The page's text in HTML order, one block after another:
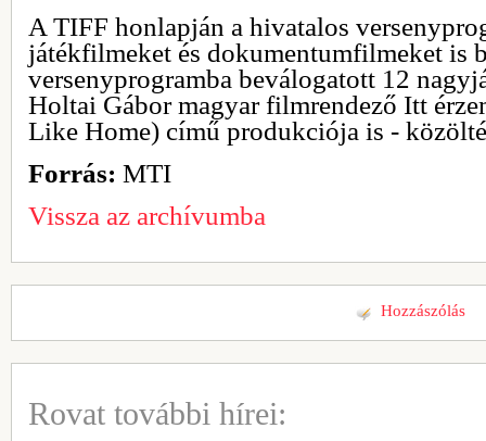
A TIFF honlapján a hivatalos
játékfilmeket és dokumentumfilmeket is
versenyprogramba beválogatott 12
Holtai Gábor magyar filmrendező Itt
Like Home) című produkciója is -
Forrás: MTI
Vissza az archívumba
Hozzászólás
Rovat további hírei: